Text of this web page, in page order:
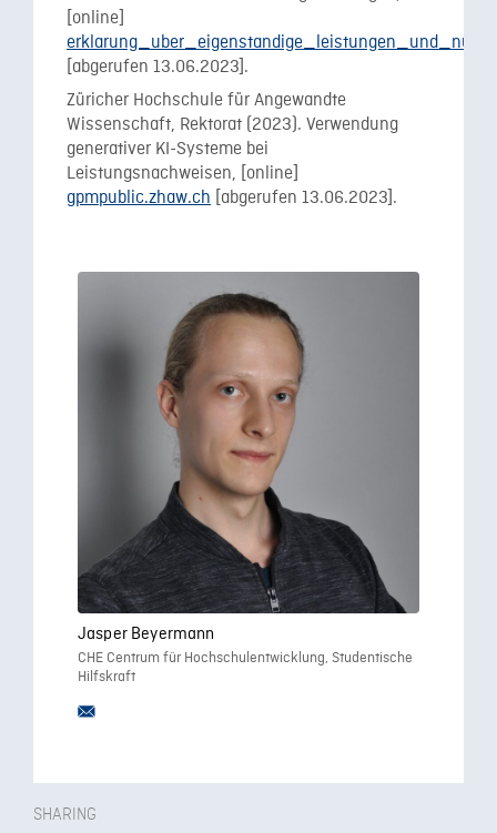
[online]
[abgerufen 13.06.2023].
Züricher Hochschule für Angewandte
Wissenschaft, Rektorat (2023). Verwendung
generativer KI-Systeme bei
Leistungsnachweisen, [online]
gpmpublic.zhaw.ch [abgerufen 13.06.2023].
Jasper Beyermann
CHE Centrum für Hochschulentwicklung, Studentische
Hilfskraft
SHARING